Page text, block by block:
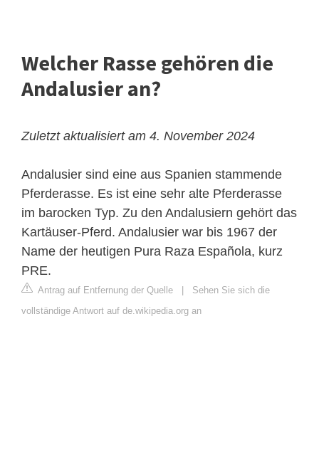
Welcher Rasse gehören die
Andalusier an?
Zuletzt aktualisiert am 4. November 2024
Andalusier sind eine aus Spanien stammende
Pferderasse. Es ist eine sehr alte Pferderasse
im barocken Typ. Zu den Andalusiern gehört das
Kartäuser-Pferd. Andalusier war bis 1967 der
Name der heutigen Pura Raza Española, kurz
PRE.
Antrag auf Entfernung der Quelle
Sehen Sie sich die
vollständige Antwort auf de.wikipedia.org an